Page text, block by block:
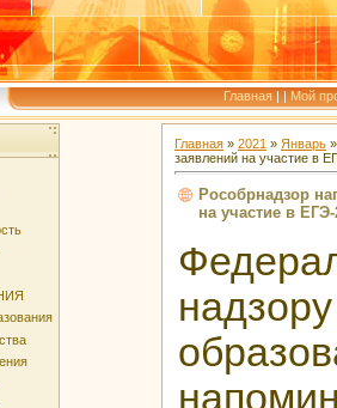
Главная | | Мой
Главная » 2021 » Январь »
заявлений на участие в
Рособрнадзор
на участие в ЕГЭ-